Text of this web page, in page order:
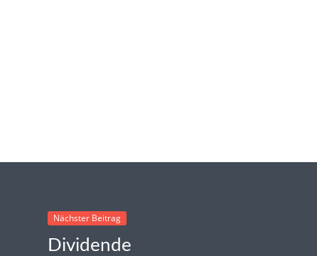
Nächster Beitrag
Dividende